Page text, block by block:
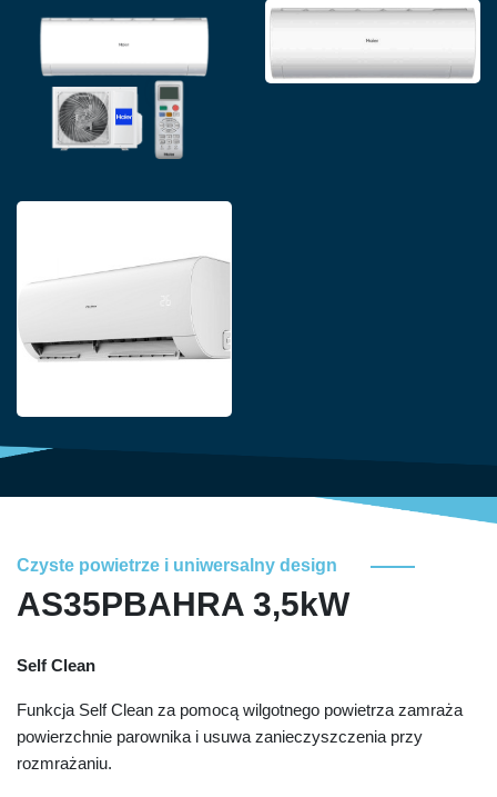
Czyste powietrze i uniwersalny design
AS35PBAHRA 3,5kW
Self Clean
Funkcja Self Clean za pomocą wilgotnego powietrza zamraża
powierzchnie parownika i usuwa zanieczyszczenia przy
rozmrażaniu.